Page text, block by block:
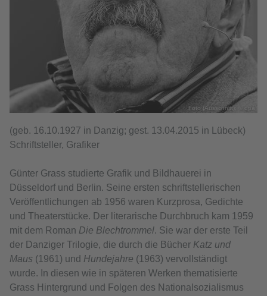
Foto (Ausschnitt): © dpa
(geb. 16.10.1927 in Danzig; gest. 13.04.2015 in Lübeck)
Schriftsteller, Grafiker
Günter Grass studierte Grafik und Bildhauerei in
Düsseldorf und Berlin. Seine ersten schriftstellerischen
Veröffentlichungen ab 1956 waren Kurzprosa, Gedichte
und Theaterstücke. Der literarische Durchbruch kam 1959
mit dem Roman Die Blechtrommel. Sie war der erste Teil
der Danziger Trilogie, die durch die Bücher Katz und
Maus (1961) und Hundejahre (1963) vervollständigt
wurde. In diesen wie in späteren Werken thematisierte
Grass Hintergrund und Folgen des Nationalsozialismus